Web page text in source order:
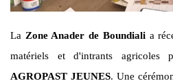
La Zone Anader de Boundialia
matériels et d'intrants
AGROPAST JEUNES. Une